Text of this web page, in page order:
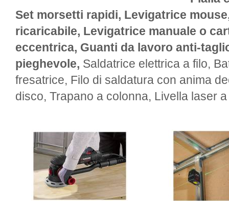
Set morsetti rapidi, Levigatrice
ricaricabile, Levigatrice manuale o
eccentrica, Guanti da lavoro anti-
pieghevole, Saldatrice elettrica a filo,
fresatrice, Filo di saldatura con anima
disco, Trapano a colonna, Livella laser